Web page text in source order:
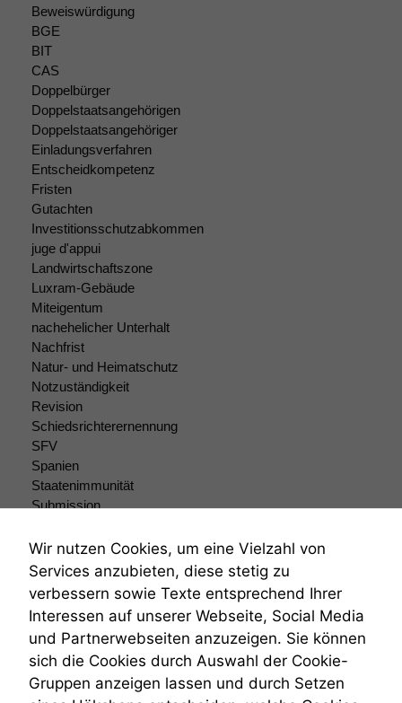
Beweiswürdigung
BGE
BIT
CAS
Doppelbürger
Doppelstaatsangehörigen
Doppelstaatsangehöriger
Einladungsverfahren
Entscheidkompetenz
Fristen
Gutachten
Investitionsschutzabkommen
juge d'appui
Landwirtschaftszone
Luxram-Gebäude
Miteigentum
nachehelicher Unterhalt
Nachfrist
Natur- und Heimatschutz
Notzuständigkeit
Revision
Schiedsrichterernennung
SFV
Spanien
Staatenimmunität
Submission
Teilungsklage
Venezuela
VRK
Wiederherstellungsanordnung
Zivilprozessordnung
ZPO
Zustellfiktion
Zuständigkeit
Wir nutzen Cookies, um eine Vielzahl von
Services anzubieten, diese stetig zu
verbessern sowie Texte entsprechend Ihrer
Interessen auf unserer Webseite, Social Media
und Partnerwebseiten anzuzeigen. Sie können
sich die Cookies durch Auswahl der Cookie-
Gruppen anzeigen lassen und durch Setzen
verbessern,
zeichnen
wir
anonyme
statistische
Daten auf.